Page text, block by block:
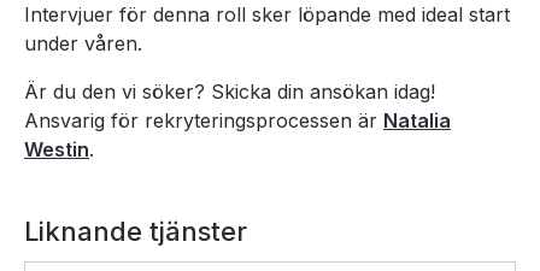
Intervjuer för denna roll sker löpande med ideal start
under våren.
Är du den vi söker? Skicka din ansökan idag!
Ansvarig för rekryteringsprocessen är Natalia
Westin.
Liknande tjänster